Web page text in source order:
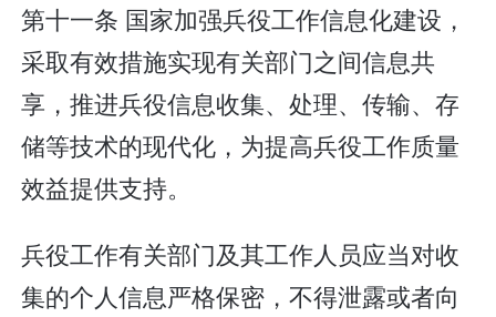
第十一条 国家加强兵役工作信息化建设，
采取有效措施实现有关部门之间信息共
享，推进兵役信息收集、处理、传输、存
储等技术的现代化，为提高兵役工作质量
效益提供支持。
兵役工作有关部门及其工作人员应当对收
集的个人信息严格保密，不得泄露或者向